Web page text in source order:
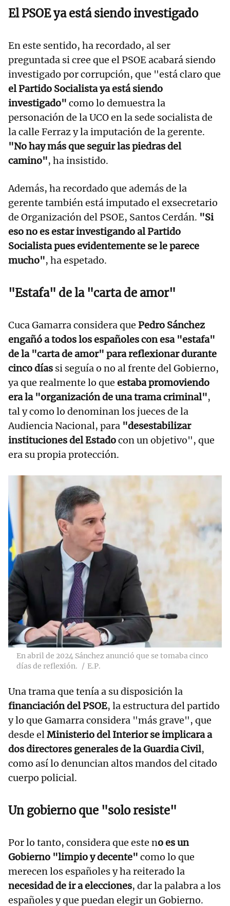
El PSOE ya está siendo investigado
En este sentido, ha recordado, al ser
preguntada si cree que el PSOE acabará siendo
investigado por corrupción, que "está claro que
el Partido Socialista ya está siendo
investigado" como lo demuestra la
personación de la UCO en la sede socialista de
la calle Ferraz y la imputación de la gerente.
"No hay más que seguir las piedras del
camino", ha insistido.
Además, ha recordado que además de la
gerente también está imputado el exsecretario
de Organización del PSOE, Santos Cerdán. "Si
eso no es estar investigando al Partido
Socialista pues evidentemente se le parece
mucho", ha espetado.
"Estafa" de la "carta de amor"
Cuca Gamarra considera que Pedro Sánchez
engañó a todos los españoles con esa "estafa"
de la "carta de amor" para reflexionar durante
cinco días si seguía o no al frente del Gobierno,
ya que realmente lo que estaba promoviendo
era la "organización de una trama criminal",
tal y como lo denominan los jueces de la
Audiencia Nacional, para "desestabilizar
instituciones del Estadocon un objetivo", que
era su propia protección.
En abril de 2024 Sánchez anunció que se tomaba cinco
días de reflexión.
E.P.
Una trama que tenía a su disposición la
financiación del PSOE, la estructura del partido
y lo que Gamarra considera "más grave", que
desde elMinisterio del Interior se implicara a
dos directores generales de la Guardia Civil,
como así lo denuncian altos mandos del citado
cuerpo policial.
Un gobierno que "solo resiste"
Por lo tanto, considera que este no es un
Gobierno "limpio y decente" como lo que
merecen los españoles y ha reiterado la
necesidad de ir a elecciones, dar la palabra a los
españoles y que puedan elegir un Gobierno.